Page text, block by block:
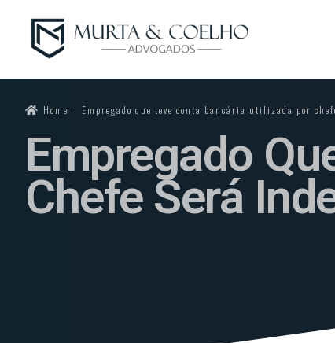
Home Empregado que teve conta bancária utilizada por
Empregado
Chefe Será